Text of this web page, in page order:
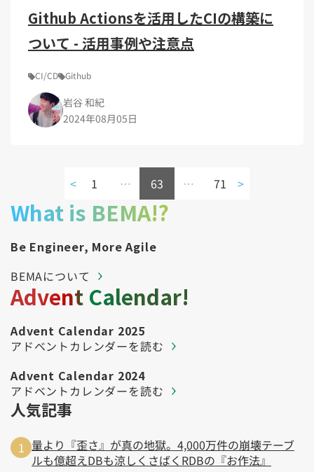
Github Actionsを活用したCIの構築に
ついて - 活用事例や注意点
CI/CD Github
岩谷 和紀
2024年08月05日
< 1 … 63 … 71 >
What is BEMA!?
Be Engineer, More Agile
BEMAについて
Advent Calendar!
Advent Calendar 2025
アドベントカレンダーを読む
Advent Calendar 2024
アドベントカレンダーを読む
人気記事
量より『歪さ』が真の地獄。4,000万件の崩壊テーブ
ルも億超えDBも涼しくさばくRDBの『お作法』